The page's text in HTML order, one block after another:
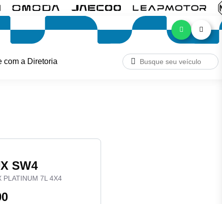
com a Diretoria
SW4
PLATINUM 7L 4X4